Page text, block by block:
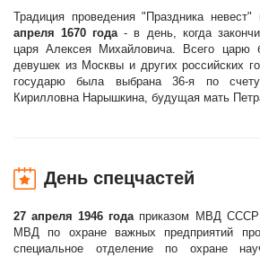
Традиция проведения "Праздника
апреля 1670 года- в день, когда
царя Алексея Михайловича. Всего царю
девушек из Москвы и других российских
государю была выбрана 36-я по
Кирилловна Нарышкина, будущая мать
День спецчастей
27 апреля 1946 годаприказом МВД СССР
МВД по охране важных предприятий
специальное отделение по охране